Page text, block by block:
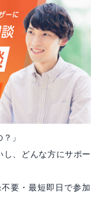
」
し、どんな方にサポー
要・最短即日で参加